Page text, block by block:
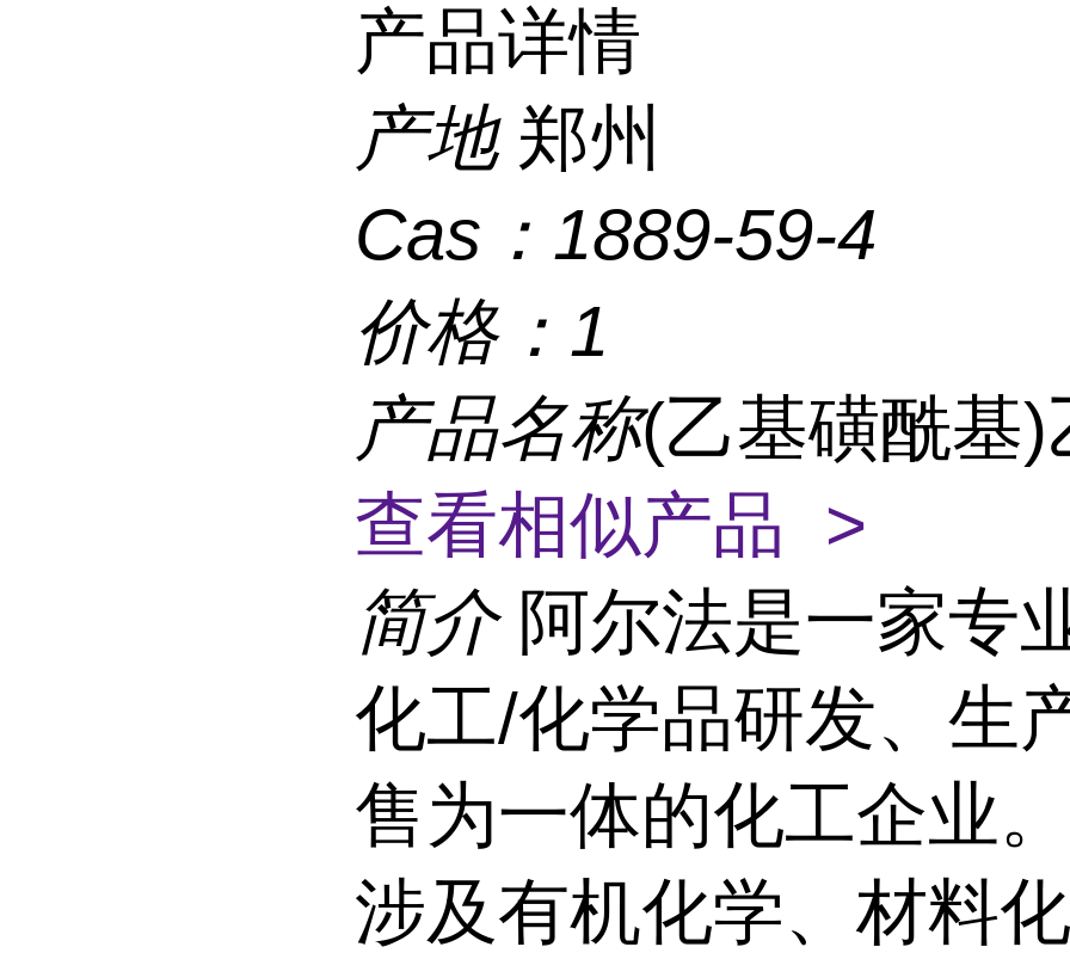
产品详情
产地 郑州
Cas： 1889-59-4
价格： 1
产品名称(乙基磺酰基)
查看相似产品 >
简介 阿尔法是一家专
化工/化学品研发、生
售为一体的化工企业
涉及有机化学、材料